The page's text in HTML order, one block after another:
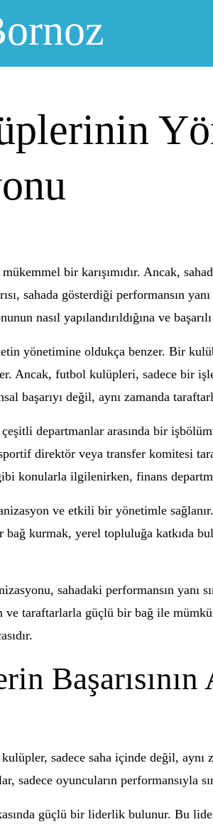
bir karışımıdır. Ancak,
sahada gösterdiği performansın
nasıl yapılandırıldığına ve
yönetimine oldukça benzer. Bir
Ancak, futbol kulüpleri, sadece bir
başarıyı değil, aynı zamanda
departmanlar arasında bir
direktör veya transfer komitesi
konularla ilgilenirken, finans
ve etkili bir yönetimle
bağ kurmak, yerel topluluğa katkıda
sahadaki performansın yanı
taraftarlarla güçlü bir bağ ile
kulüpler, sadece saha içinde değil,
sadece oyuncuların
güçlü bir liderlik bulunur. Bu